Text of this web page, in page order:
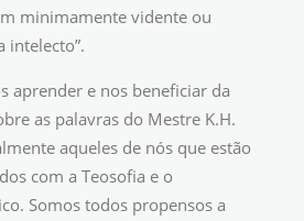
minimamente vidente ou
intelecto”.
aprender e nos beneficiar da
as palavras do Mestre K.H.
aqueles de nós que estão
com a Teosofia e o
Somos todos propensos a